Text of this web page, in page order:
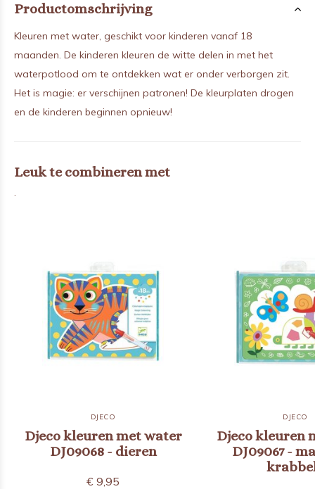
Productomschrijving
Kleuren met water, geschikt voor kinderen vanaf 18
maanden. De kinderen kleuren de witte delen in met het
waterpotlood om te ontdekken wat er onder verborgen zit.
Het is magie: er verschijnen patronen! De kleurplaten drogen
en de kinderen beginnen opnieuw!
Leuk te combineren met
.
DJECO
Djeco kleuren met water
DJ09068 - dieren
€ 9,95
DJECO
Djeco kleuren
DJ09067 -